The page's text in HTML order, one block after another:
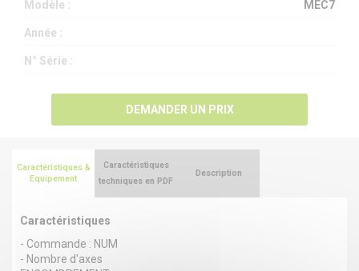
Modèle : MEC7
Année :
N° Série :
DEMANDER UN PRIX
Caractéristiques &
Equipement
Caractéristiques
- Commande : NUM
- Nombre d'axes
Caractéristiques
techniques en PDF
Description